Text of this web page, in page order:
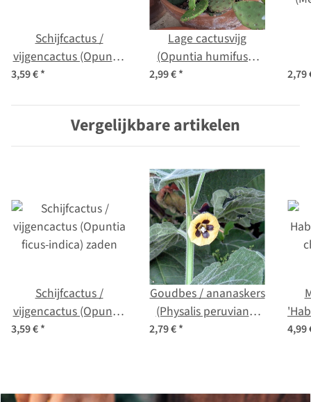
Schijfcactus /
vijgencactus (Opuntia
ficus-indica) zaden
3,59 €*
Lage cactusvijg
(Opuntia humifusa)
2,99 €* 2,79
Vergelijkbare artikelen
Schijfcactus /
vijgencactus (Opuntia
ficus-indica) zaden
3,59 €*
Goudbes / ananaskers
(Physalis peruviana)
2,79 €* 4,99